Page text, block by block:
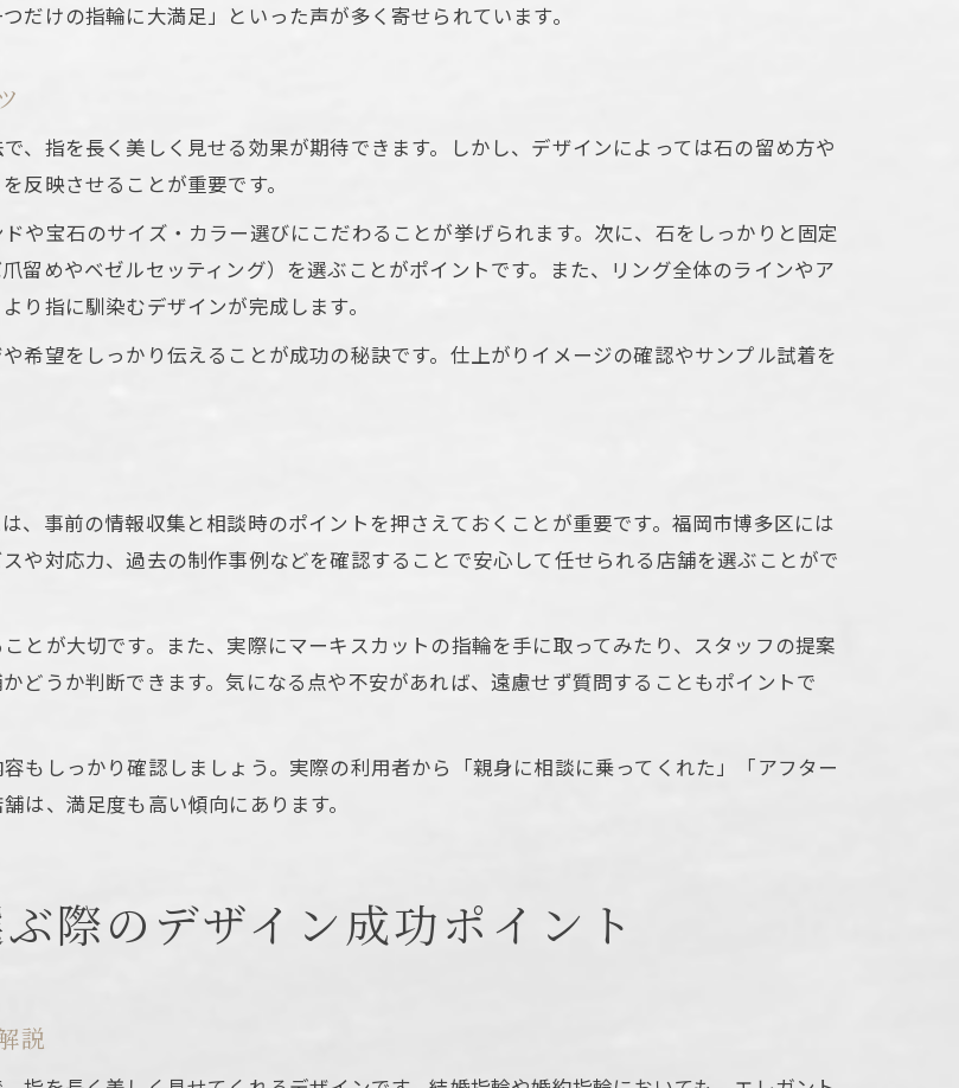
だけの指輪に大満足」といった声が多く寄せられています。
、指を長く美しく見せる効果が期待できます。しかし、デザインによっては石の留め方や
反映させることが重要です。
や宝石のサイズ・カラー選びにこだわることが挙げられます。次に、石をしっかりと固定
留めやベゼルセッティング）を選ぶことがポイントです。また、リング全体のラインやア
り指に馴染むデザインが完成します。
希望をしっかり伝えることが成功の秘訣です。仕上がりイメージの確認やサンプル試着を
、事前の情報収集と相談時のポイントを押さえておくことが重要です。福岡市博多区には
や対応力、過去の制作事例などを確認することで安心して任せられる店舗を選ぶことがで
とが大切です。また、実際にマーキスカットの指輪を手に取ってみたり、スタッフの提案
どうか判断できます。気になる点や不安があれば、遠慮せず質問することもポイントで
もしっかり確認しましょう。実際の利用者から「親身に相談に乗ってくれた」「アフター
は、満足度も高い傾向にあります。
際のデザイン成功ポイント
説